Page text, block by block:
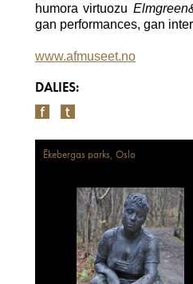
humora virtuozu
gan performances, gan
www.afmuseet.no
DALIES:
Ēkebergas parks, Oslo